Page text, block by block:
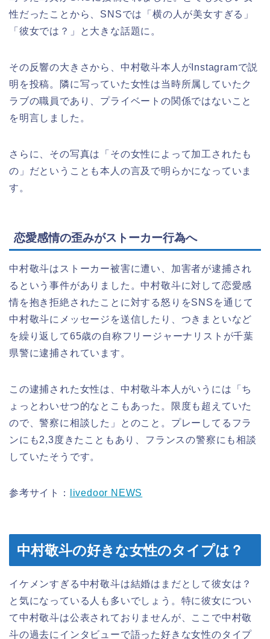
性だったことから、SNSでは「横の人が美女すぎる」
「彼女では？」と大きな話題に。
その反響の大きさから、中村敬斗本人がInstagramで説
明を投稿。隣に写っていた女性は当時所属していたク
ラブの職員であり、プライベートの関係ではないこと
を明言しました。
さらに、その写真は「その女性によって加工されたも
の」だということも本人の言及で明らかになっていま
す。
恋愛感情の歪みがストーカー行為へ
中村敬斗はストーカー被害に遭い、加害者が逮捕され
るという事件がありました。中村敬斗に対して恋愛感
情を抱き拒絶されたことに対する怒りをSNSを通じて
中村敬斗にメッセージを送信したり、つきまといなど
を繰り返して65歳の自称フリージャーナリストが千葉
県警に逮捕されています。
この逮捕された女性は、中村敬斗本人がいうには「ち
ょっとわいせつ的なとこもあった。限度も超えていた
ので、警察に相談した」とのこと。プレーしてるフラ
ンにも2,3度きたこともあり、フランスの警察にも相談
していたそうです。
参考サイト： livedoor NEWS
中村敬斗の好きな女性のタイプは？
イケメンすぎる中村敬斗は結婚はまだとして彼女は？
と気になっている人も多いでしょう。特に彼女につい
て中村敬斗は公表されておりませんが、ここで中村敬
斗の過去にインタビューで語った好きな女性のタイプ